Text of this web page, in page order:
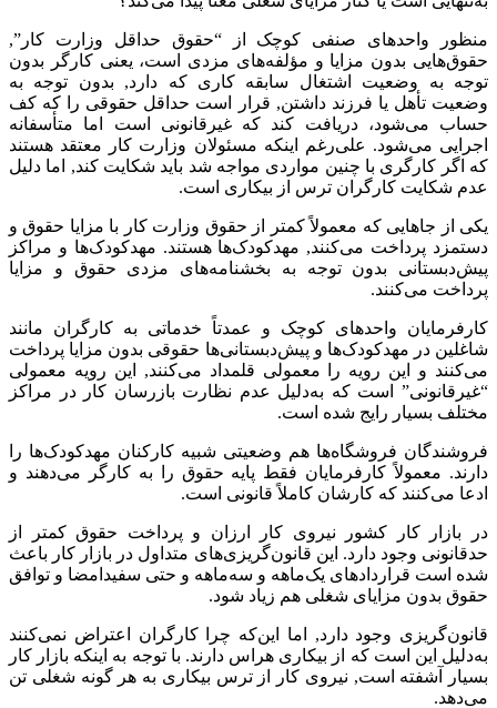
منظور واحدهای صنفی کوچک از “حقوق حداقل وزارت کار”,
حقوق‌هایی بدون مزایا و مؤلفه‌های مزدی است، یعنی کارگر بدون
توجه به وضعیت اشتغال سابقه کاری که دارد, بدون توجه به
وضعیت تأهل یا فرزند داشتن, قرار است حداقل حقوقی را که کف
حساب می‌شود، دریافت کند که غیرقانونی است اما متأسفانه
اجرایی می‌شود. علی‌رغم اینکه مسئولان وزارت کار معتقد هستند
که اگر کارگری با چنین مواردی مواجه شد باید شکایت کند, اما دلیل
عدم شکایت کارگران ترس از بیکاری است.
یکی از جاهایی که معمولاً‌ کمتر از حقوق وزارت کار با مزایا حقوق و
دستمزد پرداخت می‌کنند, مهدکودک‌ها هستند. مهدکودک‌ها و مراکز
پیش‌دبستانی بدون توجه به بخشنامه‌های مزدی حقوق و مزایا
پرداخت می‌کنند.
کارفرمایان واحدهای کوچک و عمدتاً‌ خدماتی به کارگران مانند
شاغلین در مهدکودک‌ها و پیش‌دبستانی‌ها حقوقی بدون مزایا پرداخت
می‌کنند و این رویه را معمولی قلمداد می‌کنند, این رویه معمولی
“غیرقانونی” است که به‌دلیل عدم نظارت بازرسان کار در مراکز
مختلف بسیار رایج شده است.
فروشندگان فروشگاه‌ها هم وضعیتی شبیه کارکنان مهدکودک‌ها را
دارند. معمولاً‌ کارفرمایان فقط پایه حقوق را به کارگر می‌دهند و
ادعا می‌کنند که کارشان کاملاً ‌قانونی است.
در بازار کار کشور نیروی کار ارزان و پرداخت حقوق کمتر از
حدقانونی وجود دارد. این قانون‌گریزی‌های متداول در بازار کار باعث
شده است قراردادهای یک‌ماهه و سه‌ماهه و حتی سفیدامضا و توافق
حقوق بدون مزایای شغلی هم زیاد شود.
قانون‌گریزی وجود دارد, اما این‌که چرا کارگران اعتراض نمی‌کنند
به‌دلیل این است که از بیکاری هراس دارند. با توجه به اینکه بازار کار
بسیار آشفته است,‌ نیروی کار از ترس بیکاری به هر گونه شغلی تن
می‌دهد.